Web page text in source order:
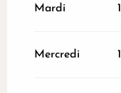
Mardi
Mercredi